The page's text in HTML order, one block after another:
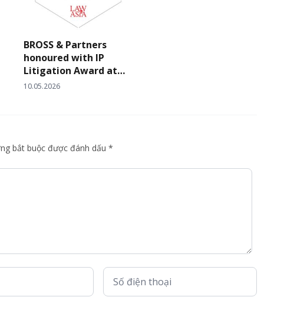
BROSS & Partners
honoured with IP
Litigation Award at
Asia Business Law
10.05.2026
bắt buộc được đánh dấu *
Số điện thoại